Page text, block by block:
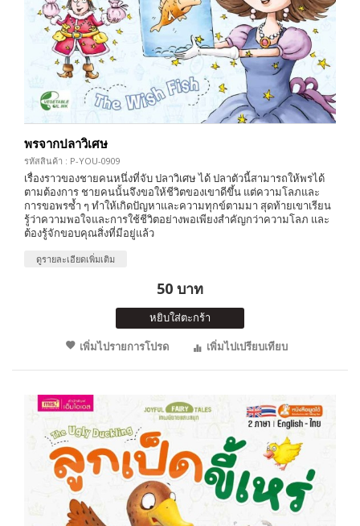
พรจากปลาวิเศษ
รหัสสินค้า : P-YOU-0909
เรื่องราวของชายคนหนึ่งที่จับ ปลาวิเศษ ได้ ปลาตัวนี้สามารถให้พรได้
ตามต้องการ ชายคนนั้นจึงขอให้ชีวิตของเขาดีขึ้น แต่ความโลภและ
การขอพรซ้ำ ๆ ทำให้เกิดปัญหาและความทุกข์ตามมา สุดท้ายเขาเรียน
รู้ว่าความพอใจและการใช้ชีวิตอย่างพอเพียงสำคัญกว่าความโลภ และ
ต้องรู้จักขอบคุณสิ่งที่มีอยู่แล้ว
ดูรายละเอียดเพิ่มเติม
50 บาท
หยิบใส่ตะกร้า
เพิ่มไปรายการโปรด
เพิ่มไปเปรียบเทียบ